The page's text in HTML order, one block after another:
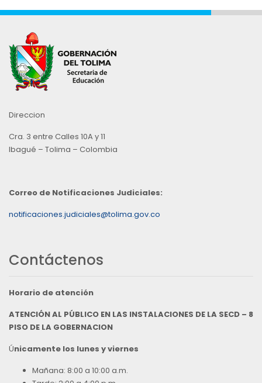
Direccion
Cra. 3 entre Calles 10A y 11
Ibagué – Tolima – Colombia
Correo de Notificaciones Judiciales:
notificaciones.judiciales@tolima.gov.co
Contáctenos
Horario de atención
ATENCIÓN AL PÚBLICO EN LAS INSTALACIONES DE LA SECD – 8
PISO DE LA GOBERNACION
Únicamente los lunes y viernes
Mañana: 8:00 a 10:00 a.m.